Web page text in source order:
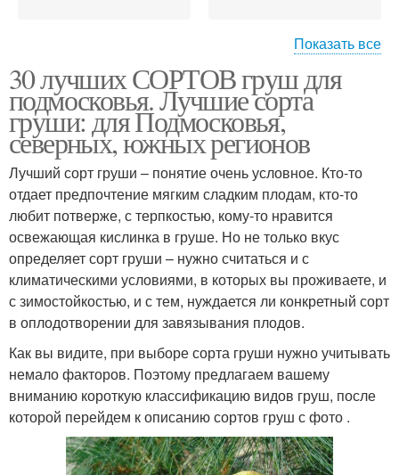
Зимние сорта Зимний сорт
Ранние сорта Ранний сорт
Редкий сорт Сорта для подмосковья
Урожайный сорт Морозостойкие сорта
Низкорослые сорта Устойчивые сорта
Показать все
30 лучших СОРТОВ груш для
подмосковья. Лучшие сорта
груши: для Подмосковья,
северных, южных регионов
Лучший сорт груши – понятие очень условное. Кто-то
отдает предпочтение мягким сладким плодам, кто-то
любит потверже, с терпкостью, кому-то нравится
освежающая кислинка в груше. Но не только вкус
определяет сорт груши – нужно считаться и с
климатическими условиями, в которых вы проживаете, и
с зимостойкостью, и с тем, нуждается ли конкретный сорт
в оплодотворении для завязывания плодов.
Как вы видите, при выборе сорта груши нужно учитывать
немало факторов. Поэтому предлагаем вашему
вниманию короткую классификацию видов груш, после
которой перейдем к описанию сортов груш с фото .